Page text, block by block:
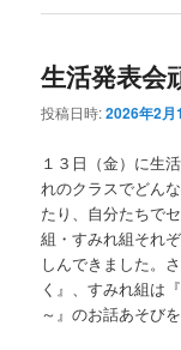
生活発表会
投稿日時:2026年2月
１３日（金）に生
れのクラスでどん
たり、自分たちで
組・すみれ組それ
しんできました。
く』、すみれ組は
～』のお話あそび